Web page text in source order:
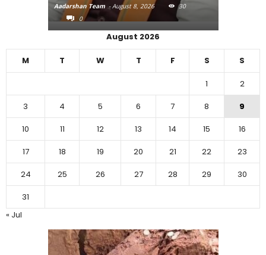
Aadarshan Team - August 8, 2026
30
0
August 2026
M T W T F S S
1
2
3
4 5 6 7 8
9
10
11 12 13 14 15
16
17
18 19 20 21 22
23
24
25 26 27 28 29
30
31
« Jul